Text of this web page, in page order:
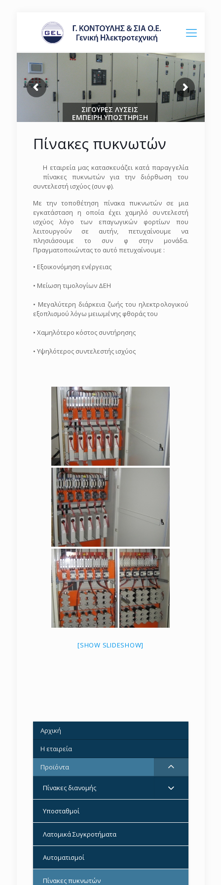
ΣΙΓΟΥΡΕΣ ΛΥΣΕΙΣ
ΕΜΠΕΙΡΗ ΥΠΟΣΤΗΡΙΞΗ
Πίνακες πυκνωτών
Η εταιρεία μας κατασκευάζει κατά παραγγελία
πίνακες πυκνωτών για την διόρθωση του
συντελεστή ισχύος (συν φ).
Με την τοποθέτηση πίνακα πυκνωτών σε μια
εγκατάσταση η οποία έχει χαμηλό συντελεστή
ισχύος λόγο των επαγωγικών φορτίων που
λειτουργούν σε αυτήν, πετυχαίνουμε να
πλησιάσουμε το συν φ στην μονάδα.
Πραγματοποιώντας το αυτό πετυχαίνουμε :
• Εξοικονόμηση ενέργειας
• Μείωση τιμολογίων ΔΕΗ
• Μεγαλύτερη διάρκεια ζωής του ηλεκτρολογικού
εξοπλισμού λόγω μειωμένης φθοράς του
• Χαμηλότερο κόστος συντήρησης
• Υψηλότερος συντελεστής ισχύος
[SHOW SLIDESHOW]
Αρχική
–
Η εταιρεία
–
Προϊόντα
Πίνακες διανομής
Υποσταθμοί
–
Λατομικά Συγκροτήματα
–
Αυτοματισμοί
–
Πίνακες πυκνωτών
–